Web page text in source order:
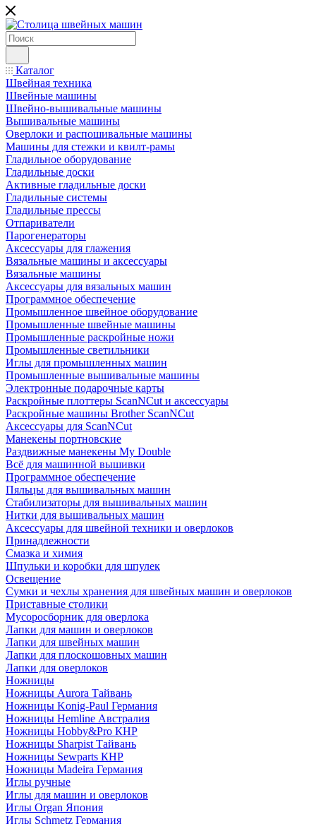
Каталог
Швейная техника
Швейные машины
Швейно-вышивальные машины
Вышивальные машины
Оверлоки и распошивальные машины
Машины для стежки и квилт-рамы
Гладильное оборудование
Гладильные доски
Активные гладильные доски
Гладильные системы
Гладильные прессы
Отпариватели
Парогенераторы
Аксессуары для глажения
Вязальные машины и аксессуары
Вязальные машины
Аксессуары для вязальных машин
Программное обеспечение
Промышленное швейное оборудование
Промышленные швейные машины
Промышленные раскройные ножи
Промышленные светильники
Иглы для промышленных машин
Промышленные вышивальные машины
Электронные подарочные карты
Раскройные плоттеры ScanNCut и аксессуары
Раскройные машины Brother ScanNCut
Аксессуары для ScanNCut
Манекены портновские
Раздвижные манекены My Double
Всё для машинной вышивки
Программное обеспечение
Пяльцы для вышивальных машин
Стабилизаторы для вышивальных машин
Нитки для вышивальных машин
Аксессуары для швейной техники и оверлоков
Принадлежности
Смазка и химия
Шпульки и коробки для шпулек
Освещение
Сумки и чехлы хранения для швейных машин и оверлоков
Приставные столики
Мусоросборник для оверлока
Лапки для машин и оверлоков
Лапки для швейных машин
Лапки для плоскошовных машин
Лапки для оверлоков
Ножницы
Ножницы Aurora Тайвань
Ножницы Konig-Paul Германия
Ножницы Hemline Австралия
Ножницы Hobby&Pro КНР
Ножницы Sharpist Тайвань
Ножницы Sewparts КНР
Ножницы Madeira Германия
Иглы ручные
Иглы для машин и оверлоков
Иглы Organ Япония
Иглы Schmetz Германия